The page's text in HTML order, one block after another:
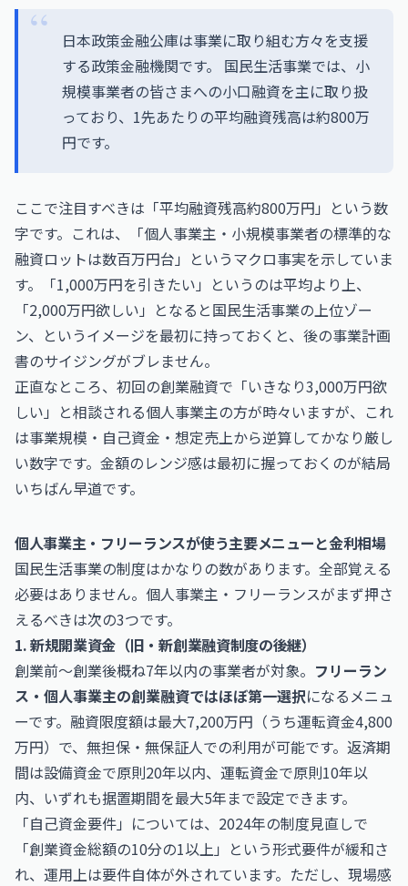
日本政策金融公庫は事業に取り組む方々を支援
する政策金融機関です。 国民生活事業では、小
規模事業者の皆さまへの小口融資を主に取り扱
っており、1先あたりの平均融資残高は約800万
円です。
ここで注目すべきは「平均融資残高約800万円」という数
字です。これは、「個人事業主・小規模事業者の標準的な
融資ロットは数百万円台」というマクロ事実を示していま
す。「1,000万円を引きたい」というのは平均より上、
「2,000万円欲しい」となると国民生活事業の上位ゾー
ン、というイメージを最初に持っておくと、後の事業計画
書のサイジングがブレません。
正直なところ、初回の創業融資で「いきなり3,000万円欲
しい」と相談される個人事業主の方が時々いますが、これ
は事業規模・自己資金・想定売上から逆算してかなり厳し
い数字です。金額のレンジ感は最初に握っておくのが結局
いちばん早道です。
個人事業主・フリーランスが使う主要メニューと金利相場
国民生活事業の制度はかなりの数があります。全部覚える
必要はありません。個人事業主・フリーランスがまず押さ
えるべきは次の3つです。
1. 新規開業資金（旧・新創業融資制度の後継）
創業前〜創業後概ね7年以内の事業者が対象。 フリーラン
ス・個人事業主の創業融資ではほぼ第一選択になるメニュ
ーです。融資限度額は最大7,200万円（うち運転資金4,800
万円）で、無担保・無保証人での利用が可能です。返済期
間は設備資金で原則20年以内、運転資金で原則10年以
内、いずれも据置期間を最大5年まで設定できます。
「自己資金要件」については、2024年の制度見直しで
「創業資金総額の10分の1以上」という形式要件が緩和さ
れ、運用上は要件自体が外されています。ただし、現場感